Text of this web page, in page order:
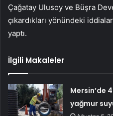
Çağatay Ulusoy ve Büşra
çıkardıkları yönündeki
yaptı.
İlgili Makaleler
Mersin’de
yağmur